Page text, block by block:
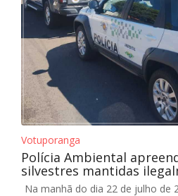
Votuporanga
Polícia Ambiental
silvestres mantidas
Na manhã do dia 22 de julho de